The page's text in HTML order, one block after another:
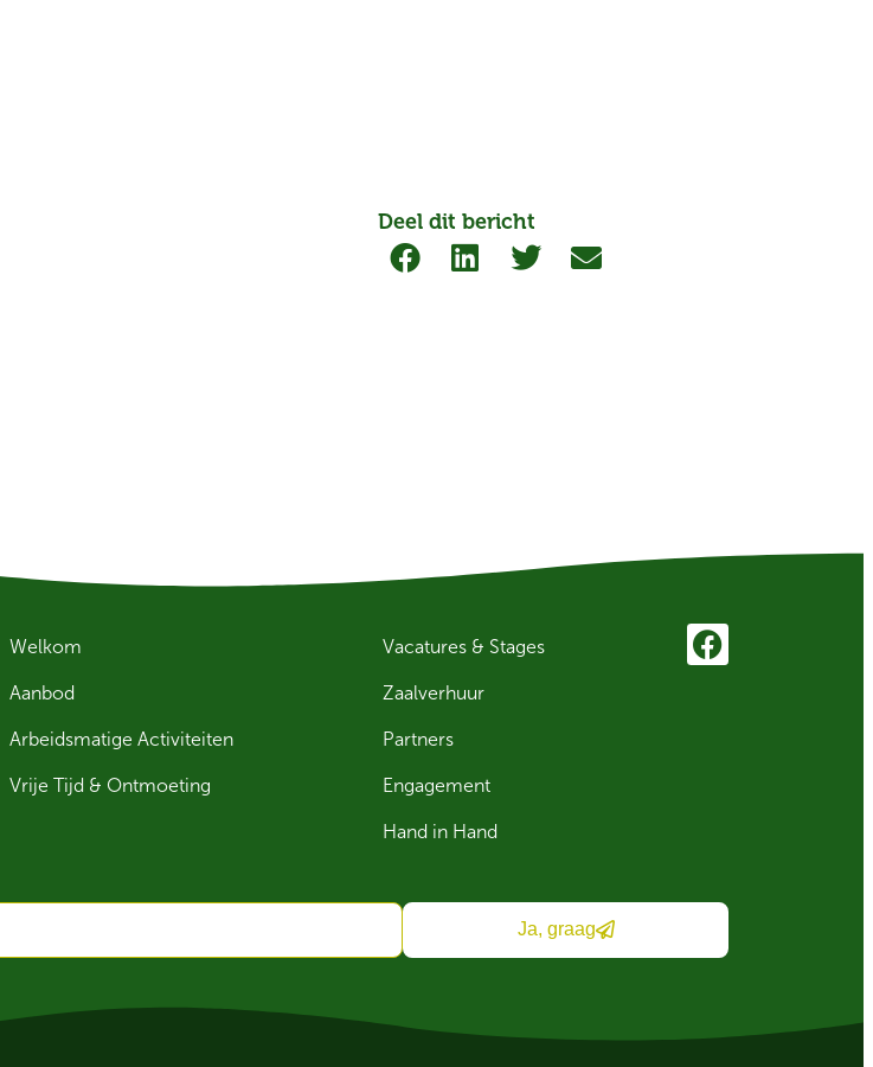
Deel dit bericht
Welkom
Aanbod
Arbeidsmatige Activiteiten
Vrije Tijd & Ontmoeting
Vacatures & Stages
Zaalverhuur
Partners
Engagement
Hand in Hand
Ja, graag